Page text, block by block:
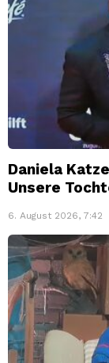
Daniela
Unsere
6. August 2026, 7:42